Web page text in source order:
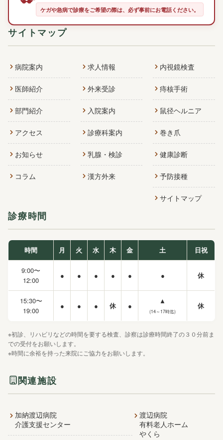
ケガや急病で診療をご希望の際は、必ず事前にお電話ください。
サイトマップ
病院案内
医師紹介
部門紹介
アクセス
お知らせ
コラム
求人情報
外来受診
入院案内
診療科案内
乳腺・検診
漢方外来
内視鏡検査
痔核手術
鼠径ヘルニア
巻き爪
健康診断
予防接種
サイトマップ
診療時間
時間 月 火 水 木 金 土 日祝
9:00〜
12:00
● ● ● ● ● ● 休
15:30〜
19:00
● ● ● 休 ●
▲
(14～17時迄)
休
※初診、リハビリなどの時間を要する検査、診察は診療時間終了の３０分前ま
での受付をお願いします。
※時間に余裕を持った来院にご協力をお願いします。
関連施設
加納渡辺病院
介護支援センター
渡辺病院
有料老人ホーム
やくら